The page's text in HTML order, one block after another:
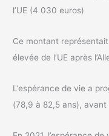
l’UE (4 030 euros)
Ce montant
élevée de l’UE après
L’espérance de vie a
(78,9 à 82,5 ans),